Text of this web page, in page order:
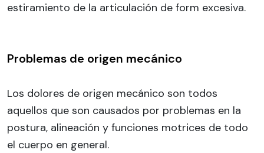
estiramiento de la articulación de form excesiva.
Problemas de origen mecánico
Los dolores de origen mecánico son todos
aquellos que son causados por problemas en la
postura, alineación y funciones motrices de todo
el cuerpo en general.